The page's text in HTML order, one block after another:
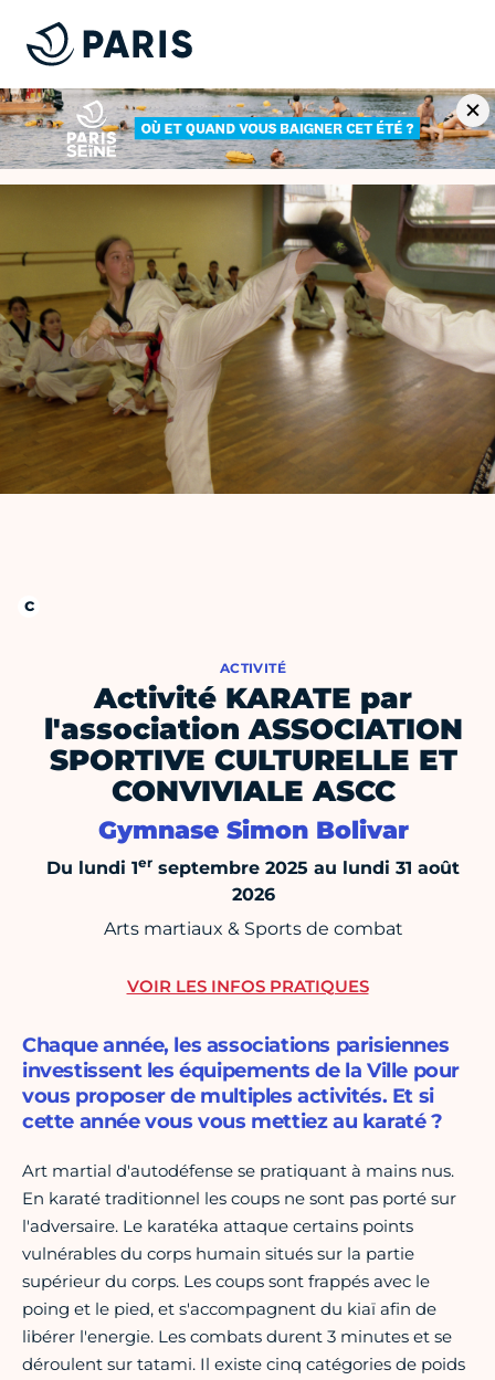
ACTIVITÉ
Activité KARATE par
l'association ASSOCIATION
SPORTIVE CULTURELLE ET
CONVIVIALE ASCC
Gymnase Simon Bolivar
Du lundi 1er septembre 2025 au lundi 31 août
2026
Arts martiaux & Sports de combat
Chaque année, les associations parisiennes
investissent les équipements de la Ville pour
vous proposer de multiples activités. Et si
cette année vous vous mettiez au karaté ?
Art martial d'autodéfense se pratiquant à mains nus.
En karaté traditionnel les coups ne sont pas porté sur
l'adversaire. Le karatéka attaque certains points
vulnérables du corps humain situés sur la partie
supérieur du corps. Les coups sont frappés avec le
poing et le pied, et s'accompagnent du kiaï afin de
libérer l'energie. Les combats durent 3 minutes et se
déroulent sur tatami. Il existe cinq catégories de poids
VOIR LES INFOS PRATIQUES